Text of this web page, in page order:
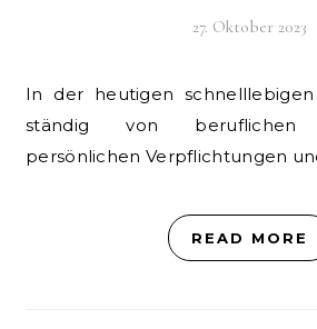
27. Oktober 2023
In der heutigen schnelllebigen Welt, in der wir
ständig von beruflichen
persönlichen Verpflichtungen
READ MORE